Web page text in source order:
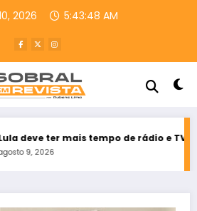
2026 5:43:49 AM
tempo de rádio e TV que Flávio